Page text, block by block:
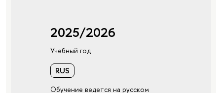
2025/2026
Учебный год
RUS
Обучение ведется на русском